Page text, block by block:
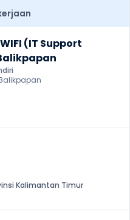
(IT Support
Kalimantan Timur